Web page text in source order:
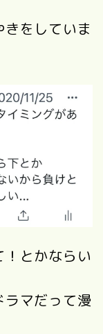
をしていま
とかならい
マだって漫